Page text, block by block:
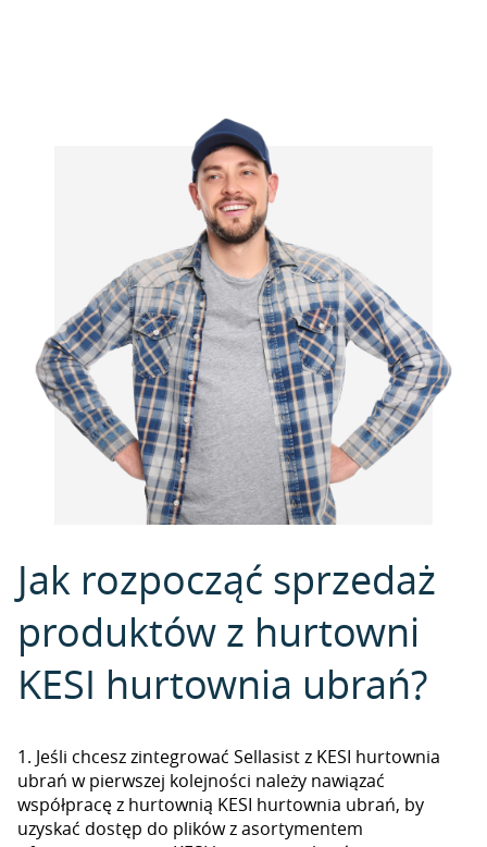
Jak rozpocząć sprzedaż
produktów z hurtowni
KESI hurtownia ubrań?
1. Jeśli chcesz zintegrować Sellasist z KESI hurtownia
ubrań w pierwszej kolejności należy nawiązać
współpracę z hurtownią KESI hurtownia ubrań, by
uzyskać dostęp do plików z asortymentem